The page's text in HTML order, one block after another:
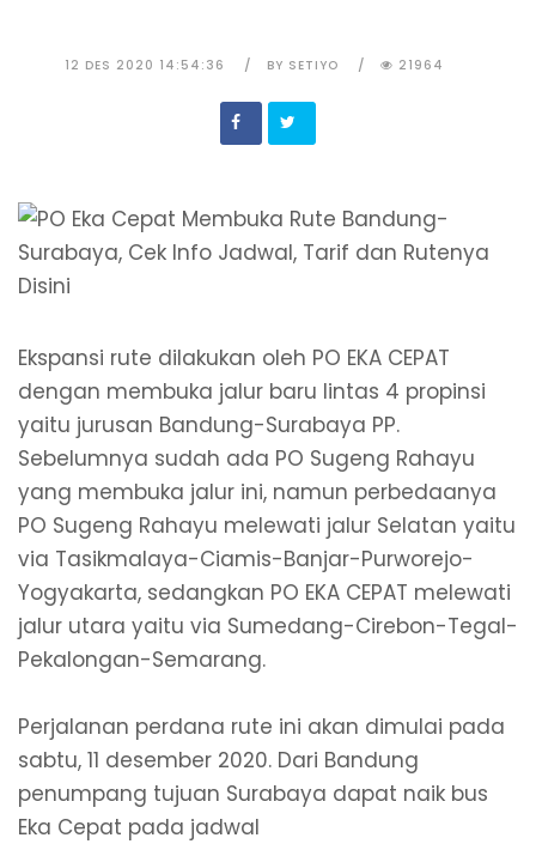
12 DES 2020 14:54:36 BY SETIYO 21964
Ekspansi rute dilakukan oleh PO EKA CEPAT
dengan membuka jalur baru lintas 4 propinsi
yaitu jurusan Bandung-Surabaya PP.
Sebelumnya sudah ada PO Sugeng Rahayu
yang membuka jalur ini, namun perbedaanya
PO Sugeng Rahayu melewati jalur Selatan yaitu
via Tasikmalaya-Ciamis-Banjar-Purworejo-
Yogyakarta, sedangkan PO EKA CEPAT melewati
jalur utara yaitu via Sumedang-Cirebon-Tegal-
Pekalongan-Semarang.
Perjalanan perdana rute ini akan dimulai pada
sabtu, 11 desember 2020. Dari Bandung
penumpang tujuan Surabaya dapat naik bus
Eka Cepat pada jadwal